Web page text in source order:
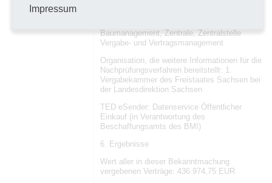
Baumanagement, Zentrale, Zentralstelle
Vergabe- und Vertragsmanagement
Organisation, die weitere Informationen für die
Nachprüfungsverfahren bereitstellt: 1.
Vergabekammer des Freistaates Sachsen bei
der Landesdirektion Sachsen
TED eSender: Datenservice Öffentlicher
Einkauf (in Verantwortung des
Beschaffungsamts des BMI)
6. Ergebnisse
Wert aller in dieser Bekanntmachung
vergebenen Verträge: 436 974,75 EUR
Impressum